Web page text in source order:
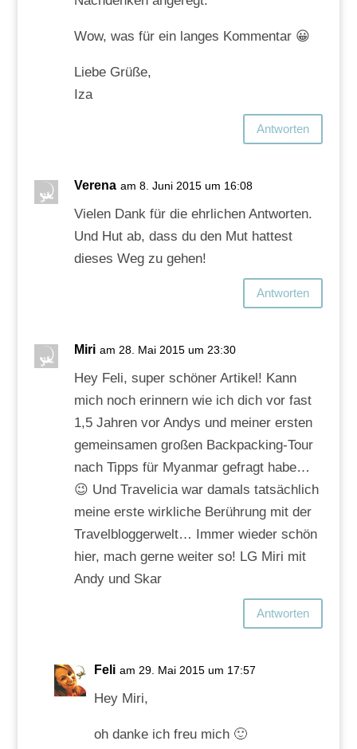
Wow, was für ein langes Kommentar 😀
Liebe Grüße,
Iza
Antworten
Verena am 8. Juni 2015 um 16:08
Vielen Dank für die ehrlichen Antworten.
Und Hut ab, dass du den Mut hattest
dieses Weg zu gehen!
Antworten
Miri am 28. Mai 2015 um 23:30
Hey Feli, super schöner Artikel! Kann
mich noch erinnern wie ich dich vor fast
1,5 Jahren vor Andys und meiner ersten
gemeinsamen großen Backpacking-Tour
nach Tipps für Myanmar gefragt habe…
😉 Und Travelicia war damals tatsächlich
meine erste wirkliche Berührung mit der
Travelbloggerwelt… Immer wieder schön
hier, mach gerne weiter so! LG Miri mit
Andy und Skar
Antworten
Feli am 29. Mai 2015 um 17:57
Hey Miri,
oh danke ich freu mich 🙂